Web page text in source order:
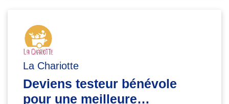
La Chariotte
Deviens testeur bénévole
pour une meilleure